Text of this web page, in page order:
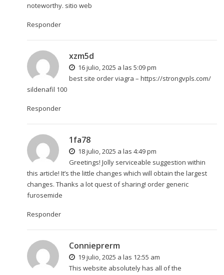
noteworthy. sitio web
Responder
xzm5d
16 julio, 2025 a las 5:09 pm
best site order viagra – https://strongvpls.com/
sildenafil 100
Responder
1fa78
18 julio, 2025 a las 4:49 pm
Greetings! Jolly serviceable suggestion within
this article! It’s the little changes which will obtain the largest
changes. Thanks a lot quest of sharing! order generic
furosemide
Responder
Connieprerm
19 julio, 2025 a las 12:55 am
This website absolutely has all of the